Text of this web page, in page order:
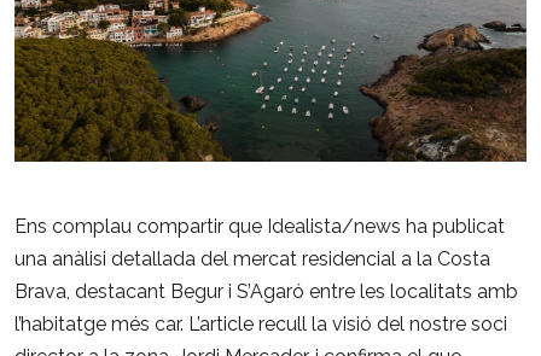
Ens complau compartir que Idealista/news ha publicat
una anàlisi detallada del mercat residencial a la Costa
Brava , destacant Begur i S’Agaró entre les localitats amb
l’habitatge més car. L’article recull la visió del nostre soci